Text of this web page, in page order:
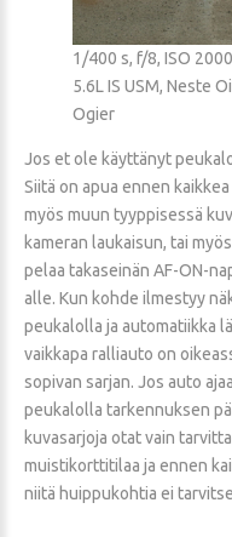
1/400 s, f/8, ISO
5.6L IS USM, Neste
Ogier
Jos et ole käyttänyt
Siitä on apua ennen
myös muun tyyppisessä
kameran laukaisun, tai
pelaa takaseinän AF-ON-
alle. Kun kohde ilmestyy
peukalolla ja automatiikka
vaikkapa ralliauto on
sopivan sarjan. Jos auto
peukalolla tarkennuksen
kuvasarjoja otat vain
muistikorttitilaa ja ennen
niitä huippukohtia ei